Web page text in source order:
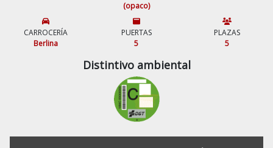
(opaco)
CARROCERÍA
Berlina
PUERTAS
5
PLAZAS
5
Distintivo ambiental